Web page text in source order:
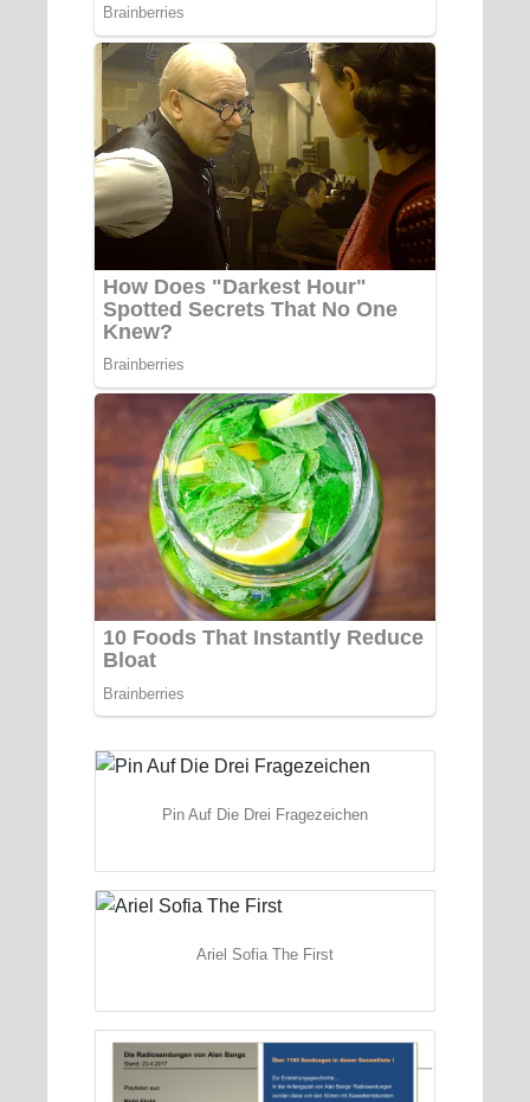
Pin Auf Die Drei Fragezeichen
Ariel Sofia The First